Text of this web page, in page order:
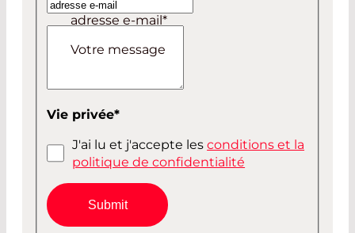
adresse e-mail*
Votre message
Vie privée*
J'ai lu et j'accepte lesconditions et la
politique de confidentialité
Submit